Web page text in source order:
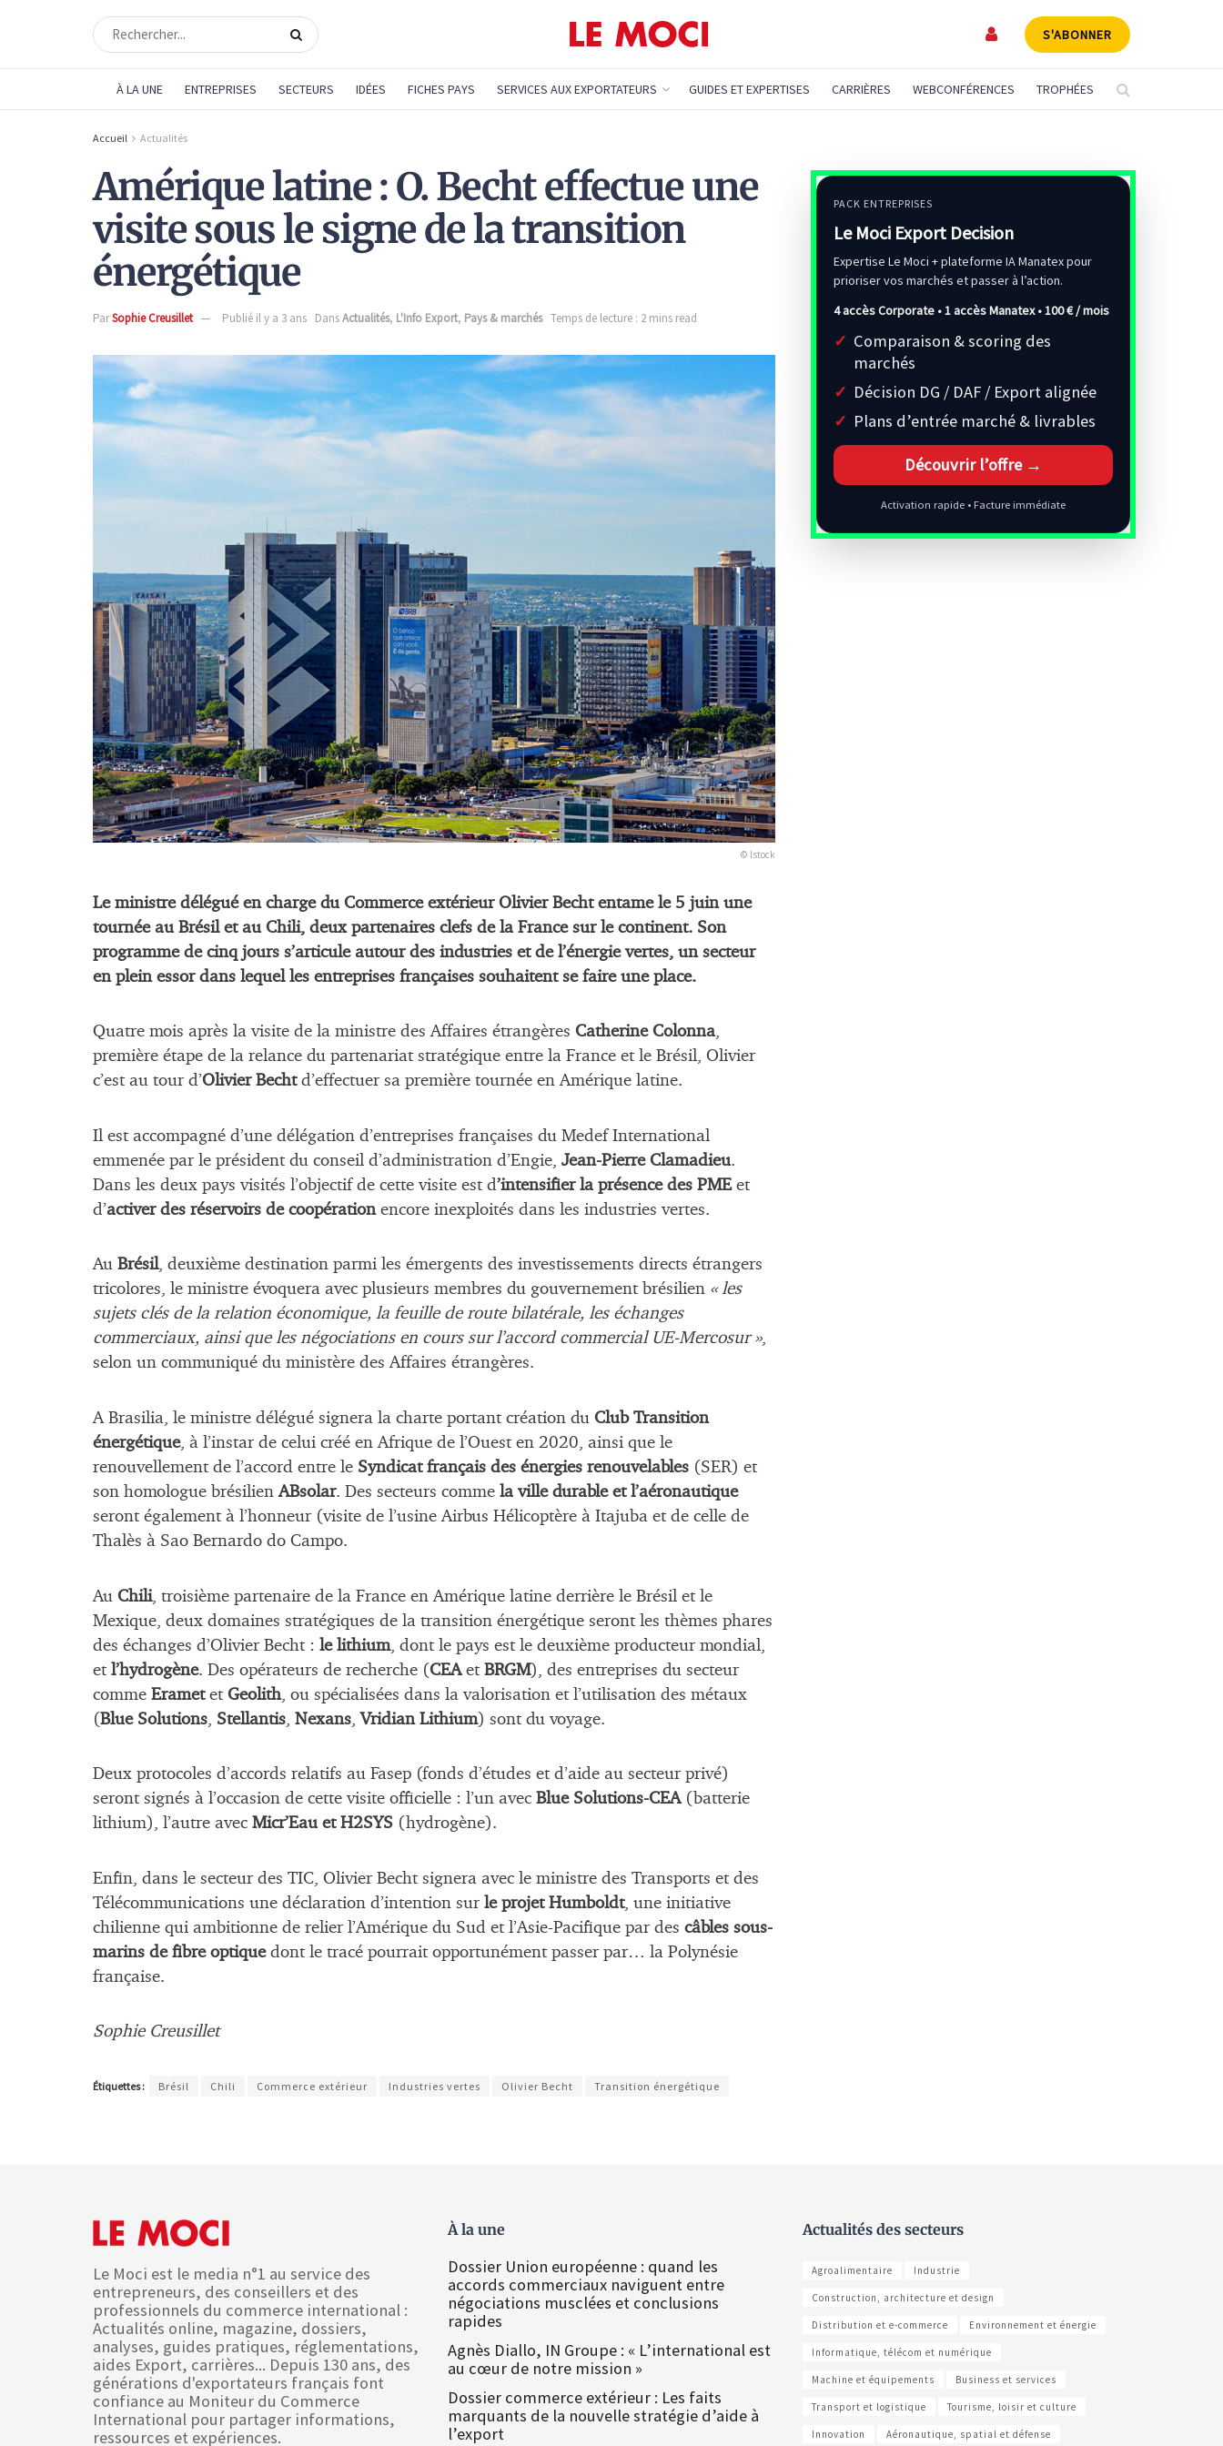
S'ABONNER
À LA UNE ENTREPRISES SECTEURS IDÉES FICHES PAYS SERVICES AUX EXPORTATEURS GUIDES ET EXPERTISES CARRIÈRES WEBCONFÉRENCES TROPHÉES
Accueil Actualités
Amérique latine : O. Becht effectue une
visite sous le signe de la transition
énergétique
ParSophie Creusillet Publié il y a 3 ans DansActualités, L'Info Export, Pays & marchés Temps de lecture : 2 mins read
© Istock
Le ministre délégué en charge du Commerce extérieur Olivier Becht entame le 5 juin une
tournée au Brésil et au Chili, deux partenaires clefs de la France sur le continent. Son
programme de cinq jours s’articule autour des industries et de l’énergie vertes, un secteur
en plein essor dans lequel les entreprises françaises souhaitent se faire une place.
Quatre mois après la visite de la ministre des Affaires étrangères Catherine Colonna,
première étape de la relance du partenariat stratégique entre la France et le Brésil, Olivier
c’est au tour d’Olivier Bechtd’effectuer sa première tournée en Amérique latine.
Il est accompagné d’une délégation d’entreprises françaises du Medef International
emmenée par le président du conseil d’administration d’Engie, Jean-Pierre Clamadieu.
Dans les deux pays visités l’objectif de cette visite est d’intensifier la présence des PMEet
d’activer des réservoirs de coopérationencore inexploités dans les industries vertes.
Au Brésil, deuxième destination parmi les émergents des investissements directs étrangers
tricolores, le ministre évoquera avec plusieurs membres du gouvernement brésilien « les
sujets clés de la relation économique, la feuille de route bilatérale, les échanges
commerciaux, ainsi que les négociations en cours sur l’accord commercial UE-Mercosur »,
selon un communiqué du ministère des Affaires étrangères.
A Brasilia, le ministre délégué signera la charte portant création du Club Transition
énergétique, à l’instar de celui créé en Afrique de l’Ouest en 2020, ainsi que le
renouvellement de l’accord entre le Syndicat français des énergies renouvelables (SER) et
son homologue brésilienABsolar. Des secteurs comme la ville durable et l’aéronautique
seront également à l’honneur (visite de l’usine Airbus Hélicoptère à Itajuba et de celle de
Thalès à Sao Bernardo do Campo.
Au Chili, troisième partenaire de la France en Amérique latine derrière le Brésil et le
Mexique, deux domaines stratégiques de la transition énergétique seront les thèmes phares
des échanges d’Olivier Becht : le lithium, dont le pays est le deuxième producteur mondial,
et l’hydrogène. Des opérateurs de recherche (CEAet BRGM), des entreprises du secteur
comme Erametet Geolith , ou spécialisées dans la valorisation et l’utilisation des métaux
(Blue Solutions Stellantis Nexans ,Vridian Lithium) sont du voyage.
Deux protocoles d’accords relatifs au Fasep (fonds d’études et d’aide au secteur privé)
seront signés à l’occasion de cette visite officielle : l’un avec Blue Solutions-CEA(batterie
lithium), l’autre avec Micr’Eau et H2SYS (hydrogène).
Enfin, dans le secteur des TIC, Olivier Becht signera avec le ministre des Transports et des
Télécommunications une déclaration d’intention sur le projet Humboldt, une initiative
chilienne qui ambitionne de relier l’Amérique du Sud et l’Asie-Pacifique par des câbles sous-
marins de fibre optiquedont le tracé pourrait opportunément passer par… la Polynésie
française.
Sophie Creusillet
Étiquettes : Brésil Chili Commerce extérieur Industries vertes Olivier Becht Transition énergétique
PACK ENTREPRISES
Le Moci Export Decision
Expertise Le Moci + plateforme IA Manatex pour
prioriser vos marchés et passer à l’action.
4 accès Corporate • 1 accès Manatex •100 € / mois
Comparaison & scoring des
marchés
Décision DG / DAF / Export alignée
Plans d’entrée marché & livrables
Découvrir l’offre →
Activation rapide • Facture immédiate
Le Moci est le media n°1 au service des
entrepreneurs, des conseillers et des
professionnels du commerce international :
Actualités online, magazine, dossiers,
analyses, guides pratiques, réglementations,
aides Export, carrières... Depuis 130 ans, des
générations d'exportateurs français font
confiance au Moniteur du Commerce
International pour partager informations,
ressources et expériences.
À la une
Dossier Union européenne : quand les
accords commerciaux naviguent entre
négociations musclées et conclusions
rapides
Agnès Diallo, IN Groupe : « L’international est
au cœur de notre mission »
Dossier commerce extérieur : Les faits
marquants de la nouvelle stratégie d’aide à
l’export
Actualités des secteurs
Agroalimentaire Industrie
Construction, architecture et design
Distribution et e-commerce Environnement et énergie
Informatique, télécom et numérique
Machine et équipements Business et services
Transport et logistique Tourisme, loisir et culture
Innovation Aéronautique, spatial et défense